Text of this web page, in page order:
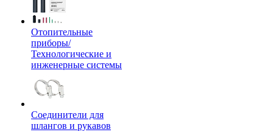
Отопительные
приборы/
Технологические и
инженерные системы
Соединители для
шлангов и рукавов